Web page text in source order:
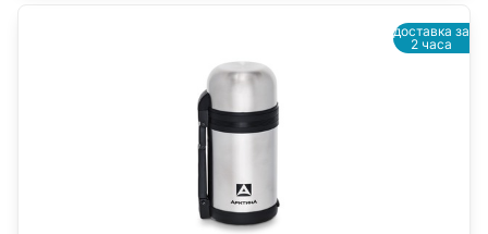
доставка за
2 часа